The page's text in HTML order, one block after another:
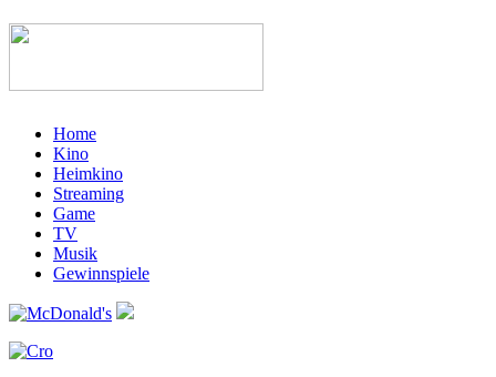
Home
Kino
Heimkino
Streaming
Game
TV
Musik
Gewinnspiele